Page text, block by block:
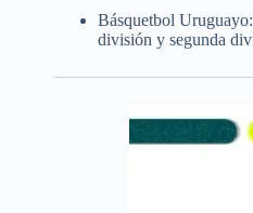
Básquetbol
división y segunda